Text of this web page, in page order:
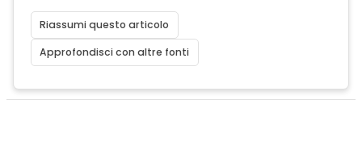
Riassumi questo articolo
Approfondisci con altre fonti